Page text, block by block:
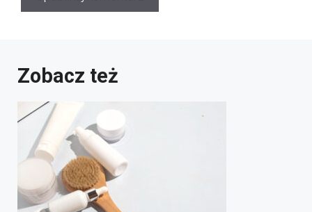
Zobacz też